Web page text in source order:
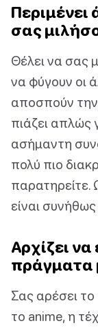
Περιμένει
σας
Θέλει να σας
να φύγουν οι
αποσπούν
πιάζει απλώς
ασήμαντη
πολύ πιο
είναι
Αρχίζει να
πράγματα
Σας αρέσει το
το anime, η